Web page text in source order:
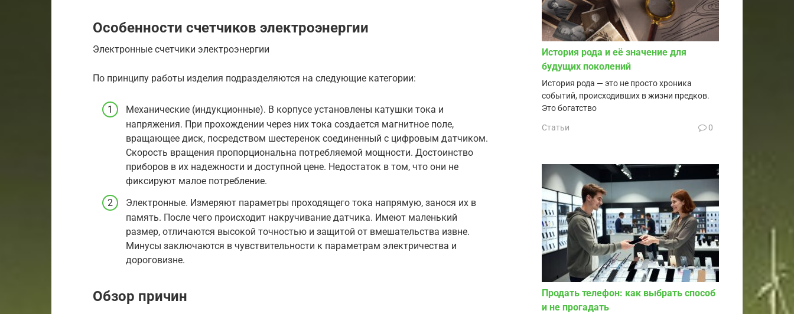
Особенности счетчиков электроэнергии
Электронные счетчики электроэнергии
По принципу работы изделия подразделяются на следующие категории:
Механические (индукционные). В корпусе установлены катушки тока и
напряжения. При прохождении через них тока создается магнитное поле,
вращающее диск, посредством шестеренок соединенный с цифровым датчиком.
Скорость вращения пропорциональна потребляемой мощности. Достоинство
приборов в их надежности и доступной цене. Недостаток в том, что они не
фиксируют малое потребление.
Электронные. Измеряют параметры проходящего тока напрямую, занося их в
память. После чего происходит накручивание датчика. Имеют маленький
размер, отличаются высокой точностью и защитой от вмешательства извне.
Минусы заключаются в чувствительности к параметрам электричества и
дороговизне.
Обзор причин
История рода и её значение для
будущих поколений
История рода — это не просто хроника
событий, происходивших в жизни предков.
Это богатство
Статьи 0
Продать телефон: как выбрать способ
и не прогадать